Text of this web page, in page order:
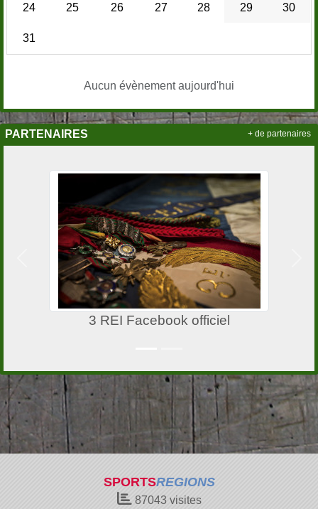
24 25 26 27 28 29 30
31
Aucun évènement aujourd'hui
PARTENAIRES
3 REI Facebook officiel
Précedent
+ de partenaires
SPORTSREGIONS
87043visites